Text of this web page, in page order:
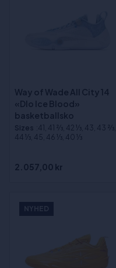
Way of Wade All City 14
«Dlo Ice Blood»
basketballsko
Sizes :41, 41 2⁄3, 42 1⁄3, 43, 43 2⁄3,
44 1⁄3, 45, 46 1⁄3, 40 1⁄3
2.057,00 kr
NYHED